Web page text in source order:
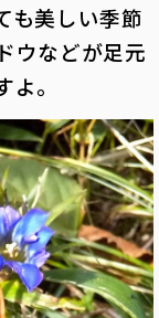
も美しい季節
ウなどが足元
。